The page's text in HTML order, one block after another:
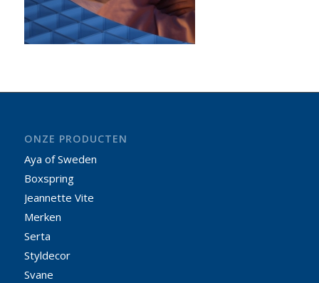
ONZE PRODUCTEN
Aya of Sweden
Boxspring
Jeannette Vite
Merken
Serta
Styldecor
Svane